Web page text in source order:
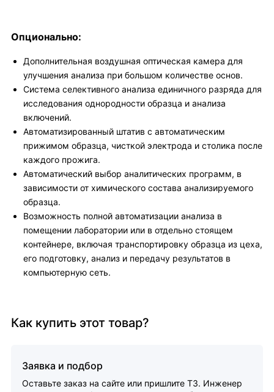
Опционально:
Дополнительная воздушная оптическая камера для
улучшения анализа при большом количестве основ.
Система селективного анализа единичного разряда для
исследования однородности образца и анализа
включений.
Автоматизированный штатив с автоматическим
прижимом образца, чисткой электрода и столика после
каждого прожига.
Автоматический выбор аналитических программ, в
зависимости от химического состава анализируемого
образца.
Возможность полной автоматизации анализа в
помещении лаборатории или в отдельно стоящем
контейнере, включая транспортировку образца из цеха,
его подготовку, анализ и передачу результатов в
компьютерную сеть.
Как купить этот товар?
Заявка и подбор
Оставьте заказ на сайте или пришлите ТЗ. Инженер